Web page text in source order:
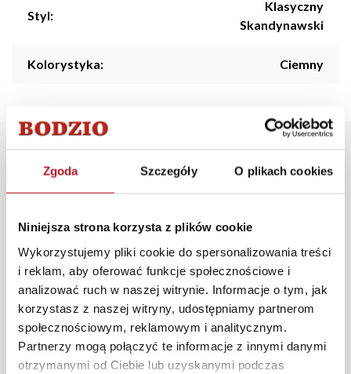
Zgoda Szczegóły O plikach cookies
Niniejsza strona korzysta z plików cookie
Wykorzystujemy pliki cookie do spersonalizowania treści
i reklam, aby oferować funkcje społecznościowe i
analizować ruch w naszej witrynie. Informacje o tym, jak
korzystasz z naszej witryny, udostępniamy partnerom
społecznościowym, reklamowym i analitycznym.
Partnerzy mogą połączyć te informacje z innymi danymi
otrzymanymi od Ciebie lub uzyskanymi podczas
Styl:
Klasyczny
Skandynawski
Kolorystyka: Ciemny
pościel oraz nowoczesny automat do rozłożenia
narożnika. Narożnik jest na metalowych stopkach w
kolorze czarnym, co sprawia,że bez problemu może pod
niego wjechać robot sprzątający. Dodatkowym atutem
narożnika Sydney jest ruchomy zagłówek wraz z
ruchomym oparciem, co zapewnia większy komfort
użytkowania wszystkim domownikom.
W każdym z salonów mebli Bodzio oferujemy pomoc w